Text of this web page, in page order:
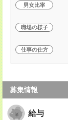
男女比率
職場の様子
仕事の仕方
募集情報
給与